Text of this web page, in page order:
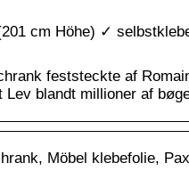
cm Höhe) ✓
feststeckte af
blandt millioner af
Möbel klebefolie,